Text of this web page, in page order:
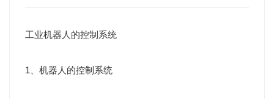
工业机器人的控制系统
1、机器人的控制系统